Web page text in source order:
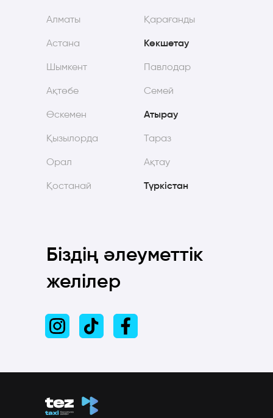
Алматы
Астана
Шымкент
Ақтөбе
Қарағанды
Көкшетау
Павлодар
Семей
Өскемен
Қызылорда
Орал
Қостанай
Атырау
Тараз
Түркістан
Ақтау
Біздің әлеуметтік
желілер